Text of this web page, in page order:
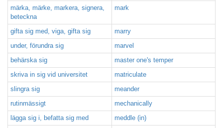
märka, märke, markera, signera,
beteckna
mark
gifta sig med, viga, gifta sig
marry
under, förundra sig
marvel
behärska sig
master one's temper
skriva in sig vid universitet
matriculate
slingra sig
meander
rutinmässigt
mechanically
lägga sig i, befatta sig med
meddle (in)